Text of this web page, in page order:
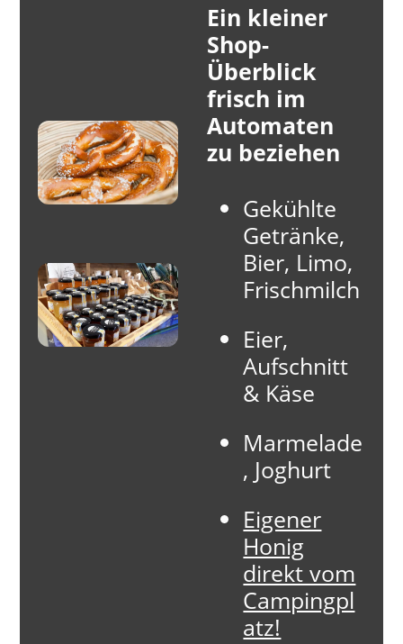
Ein kleiner
Shop-
Überblick
frisch im
Automaten
zu beziehen
Gekühlte
Getränke,
Bier, Limo,
Frischmilch
Eier,
Aufschnitt
& Käse
Marmelade
, Joghurt
Eigener
Honig
direkt vom
Campingpl
atz!